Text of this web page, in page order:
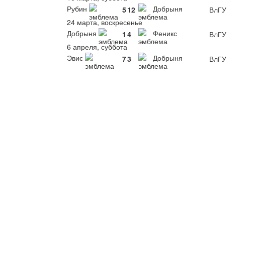
Рубин
512 Добрыня
ВлГУ
24 марта, воскресенье
Добрыня
1 4 Феникс
ВлГУ
6 апреля, суббота
Эвис
73 Добрыня ВлГУ